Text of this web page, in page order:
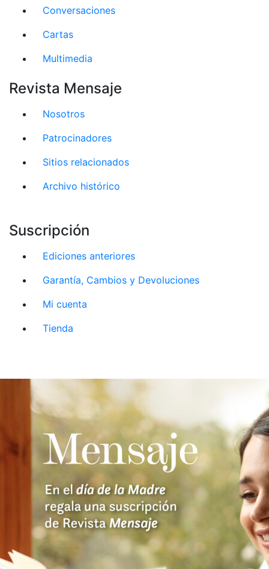
Conversaciones
Cartas
Multimedia
Revista Mensaje
Nosotros
Patrocinadores
Sitios relacionados
Archivo histórico
Suscripción
Ediciones anteriores
Garantía, Cambios y Devoluciones
Mi cuenta
Tienda